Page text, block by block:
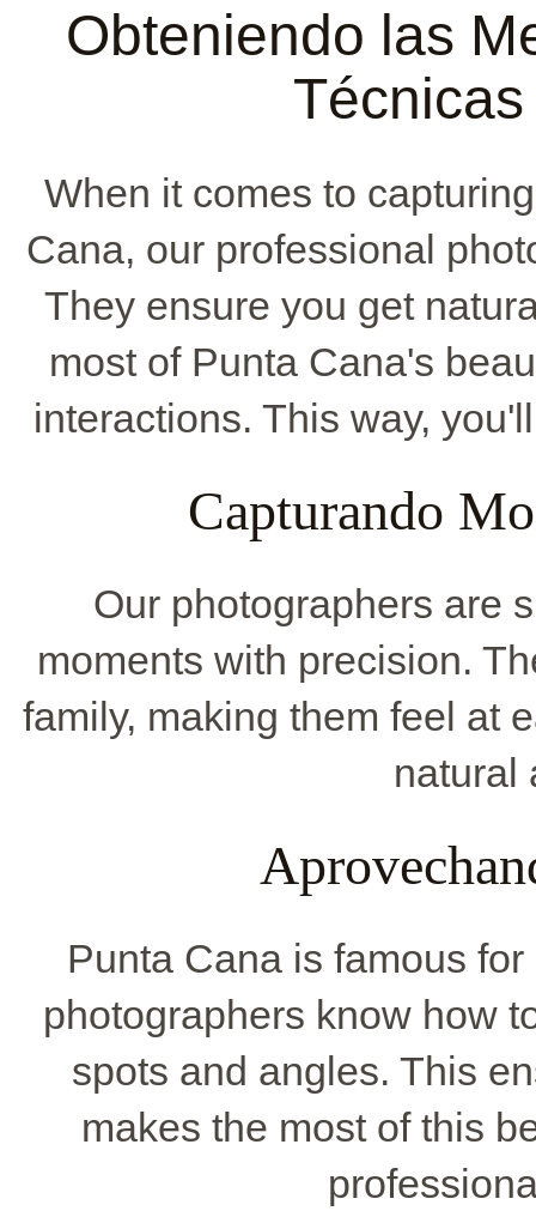
Obteniendo las
When it comes to
Cana, our professional
They ensure you get
most of Punta Cana's
interactions. This way,
Capturando
Our photographers are
moments with precision.
family, making them feel at
natural
Punta Cana is famous
photographers know how
spots and angles. This
makes the most of this